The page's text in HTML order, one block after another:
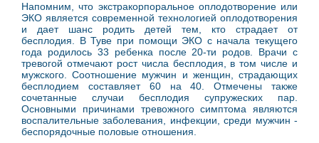
Напомним, что экстракорпоральное оплодотворение или
ЭКО является современной технологией оплодотворения
и дает шанс родить детей тем, кто страдает от
бесплодия. В Туве при помощи ЭКО с начала текущего
года родилось 33 ребенка после 20-ти родов. Врачи с
тревогой отмечают рост числа бесплодия, в том числе и
мужского. Соотношение мужчин и женщин, страдающих
бесплодием составляет 60 на 40. Отмечены также
сочетанные случаи бесплодия супружеских пар.
Основными причинами тревожного симптома являются
воспалительные заболевания, инфекции, среди мужчин -
беспорядочные половые отношения.